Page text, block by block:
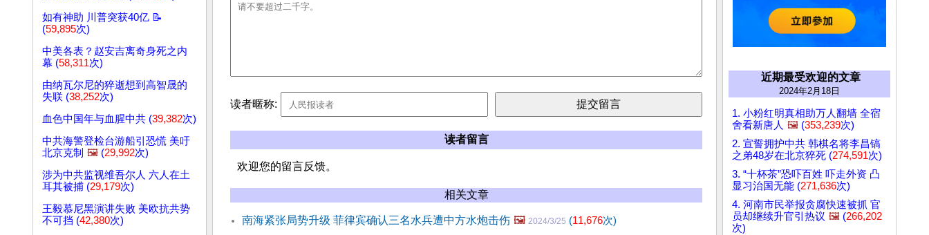
如有神助 川普突获40亿 📝
(59,895次)
中美各表？赵安吉离奇身死之内
幕 (58,311次)
由纳瓦尔尼的猝逝想到高智晟的
失联 (38,252次)
血色中国年与血腥中共 (39,382次)
中共海警登检台游船引恐慌 美吁
北京克制 🖼️ (29,992次)
涉为中共监视维吾尔人 六人在土
耳其被捕 (29,179次)
王毅慕尼黑演讲失败 美欧抗共势
不可挡 (42,380次)
读者暱称:
读者留言
欢迎您的留言反馈。
相关文章
南海紧张局势升级 菲律宾确认三名水兵遭中方水炮击伤 🖼️ 2024/3/25 (11,676次)
近期最受欢迎的文章
2024年2月18日
1. 小粉红明真相助万人翻墙 全宿
舍看新唐人 🖼️ (353,239次)
2. 宣誓拥护中共 韩棋名将李昌镐
之弟48岁在北京猝死 (274,591次)
3. “十杯茶”恐吓百姓 吓走外资 凸
显习治国无能 (271,636次)
4. 河南市民举报贪腐快速被抓 官
员却继续升官引热议 🖼️ (266,202
次)